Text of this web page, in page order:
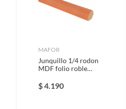
MAFOR
Junquillo 1/4 rodon
MDF folio roble
$4.190